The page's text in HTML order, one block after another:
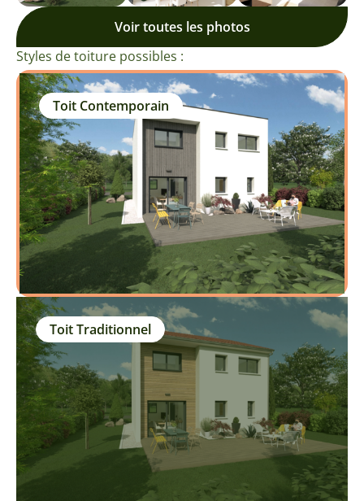
Voir toutes les photos
Styles de toiture possibles :
Toit Contemporain
Toit Traditionnel